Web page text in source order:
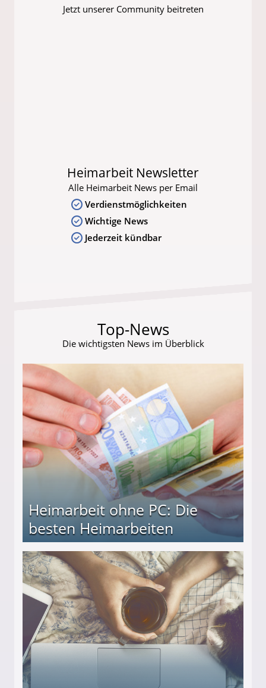
Jetzt unserer Community beitreten
Heimarbeit Newsletter
Alle Heimarbeit News per Email
Verdienstmöglichkeiten
Wichtige News
Jederzeit kündbar
Top-News
Die wichtigsten News im Überblick
Heimarbeit ohne PC: Die
besten Heimarbeiten